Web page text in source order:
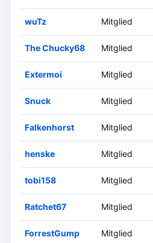
wuTz Mitglied
The Chucky68 Mitglied
Extermoi Mitglied
Snuck Mitglied
Falkenhorst Mitglied
henske Mitglied
tobi158 Mitglied
Ratchet67 Mitglied
ForrestGump Mitglied